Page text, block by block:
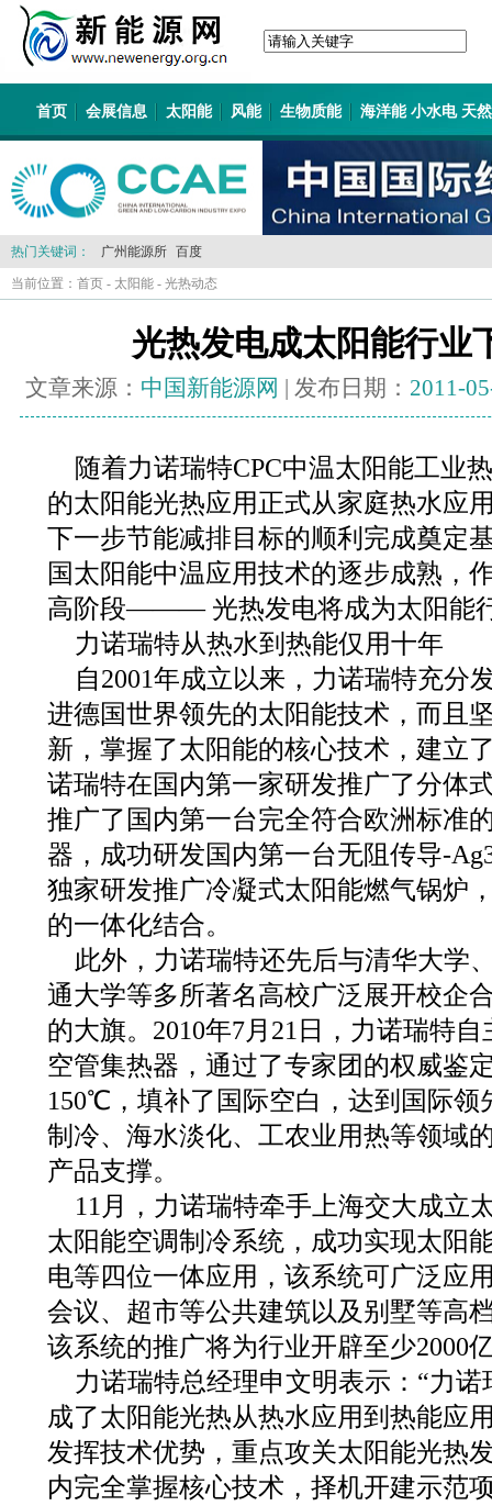
首页 会展信息 太阳能 风能 生物质能 海洋能 小水电 天
热门关键词： 广州能源所 百度
当前位置： 首页 - 太阳能 - 光热动态
光热发电成太阳能行业
文章来源： 中国新能源网 | 发布日期： 2011-
随着力诺瑞特CPC中温太阳能工业
的太阳能光热应用正式从家庭热水应
下一步节能减排目标的顺利完成奠定
国太阳能中温应用技术的逐步成熟，
高阶段——— 光热发电将成为太阳能
力诺瑞特从热水到热能仅用十年
自2001年成立以来，力诺瑞特充分
进德国世界领先的太阳能技术，而且
新，掌握了太阳能的核心技术，建立
诺瑞特在国内第一家研发推广了分体
推广了国内第一台完全符合欧洲标准
器，成功研发国内第一台无阻传导-
独家研发推广冷凝式太阳能燃气锅炉
的一体化结合。
此外，力诺瑞特还先后与清华大学
通大学等多所著名高校广泛展开校企
的大旗。2010年7月21日，力诺瑞特
空管集热器，通过了专家团的权威鉴
150℃，填补了国际空白，达到国际领
制冷、海水淡化、工农业用热等领域
产品支撑。
11月，力诺瑞特牵手上海交大成立
太阳能空调制冷系统，成功实现太阳
电等四位一体应用，该系统可广泛应
会议、超市等公共建筑以及别墅等高
该系统的推广将为行业开辟至少2000
力诺瑞特总经理申文明表示：“力
成了太阳能光热从热水应用到热能应
发挥技术优势，重点攻关太阳能光热
内完全掌握核心技术，择机开建示范